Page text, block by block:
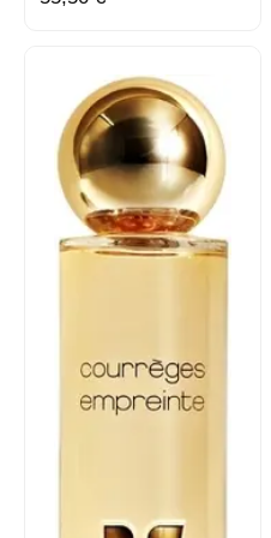
mesmo tempo refrescante
Depois, como para nos
paradisíaca, Wild Ocean
um coração arenoso. A
nos para uma praia de
aquecidos pelo sol são
água. O fundo torna-se
animal, salino,
cachalote libertada no
adquire o seu aroma
dos movimentos oceânicos.
Courrèges
alcance universal